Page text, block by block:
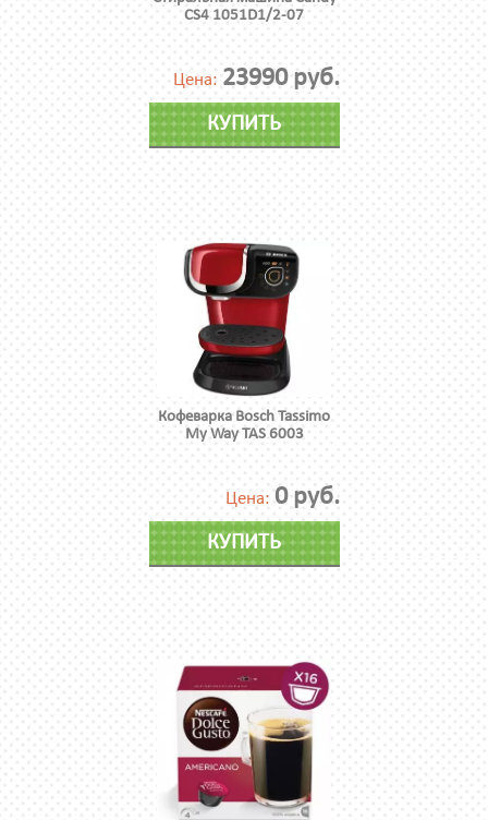
CS4 1051D1/2-07
Цена: 23990 руб.
КУПИТЬ
Кофеварка Bosch Tassimo
My Way TAS 6003
Цена: 0 руб.
КУПИТЬ